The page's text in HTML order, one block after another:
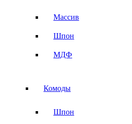
Массив
Шпон
МДФ
Комоды
Шпон